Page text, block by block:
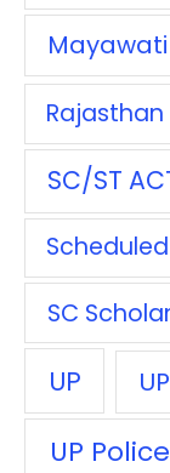
Mayawati
Rajasthan
SC/ST
SC
UP
UP Police